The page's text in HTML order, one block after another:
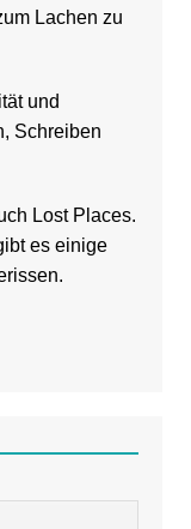
Lachen zu
und
Schreiben
Lost Places.
es einige